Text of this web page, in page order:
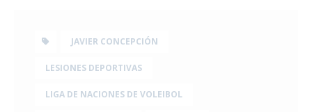
JAVIER CONCEPCIÓN
LESIONES DEPORTIVAS
LIGA DE NACIONES DE VOLEIBOL